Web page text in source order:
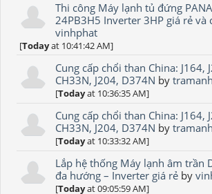
Thi công Máy lạnh tủ đứng
24PB3H5 Inverter 3HP giá rẻ và
vinhphat
[Todayat 10:41:42 AM]
Cung cấp chổi than China: J164,
CH33N, J204, D374N by
[Todayat 10:36:35 AM]
Cung cấp chổi than China: J164,
CH33N, J204, D374N by
[Todayat 10:33:32 AM]
Lắp hệ thống Máy lạnh âm trần
đa hướng – Inverter giá rẻ by
[Todayat 09:05:59 AM]